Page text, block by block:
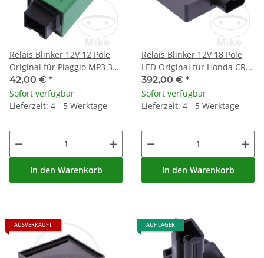
Relais Blinker 12V 12 Pole
Original für Piaggio MP3 300
350 500 # 2019-2020
42,00 € *
Sofort verfügbar
Lieferzeit: 4 - 5 Werktage
In den Warenkorb
Relais Blinker 12V 18 Pole
LED Original für Honda CRF
1000 Africa Twin # 16-20
392,00 € *
Sofort verfügbar
Lieferzeit: 4 - 5 Werktage
In den Warenkorb
AUSVERKAUFT AUF LAGER